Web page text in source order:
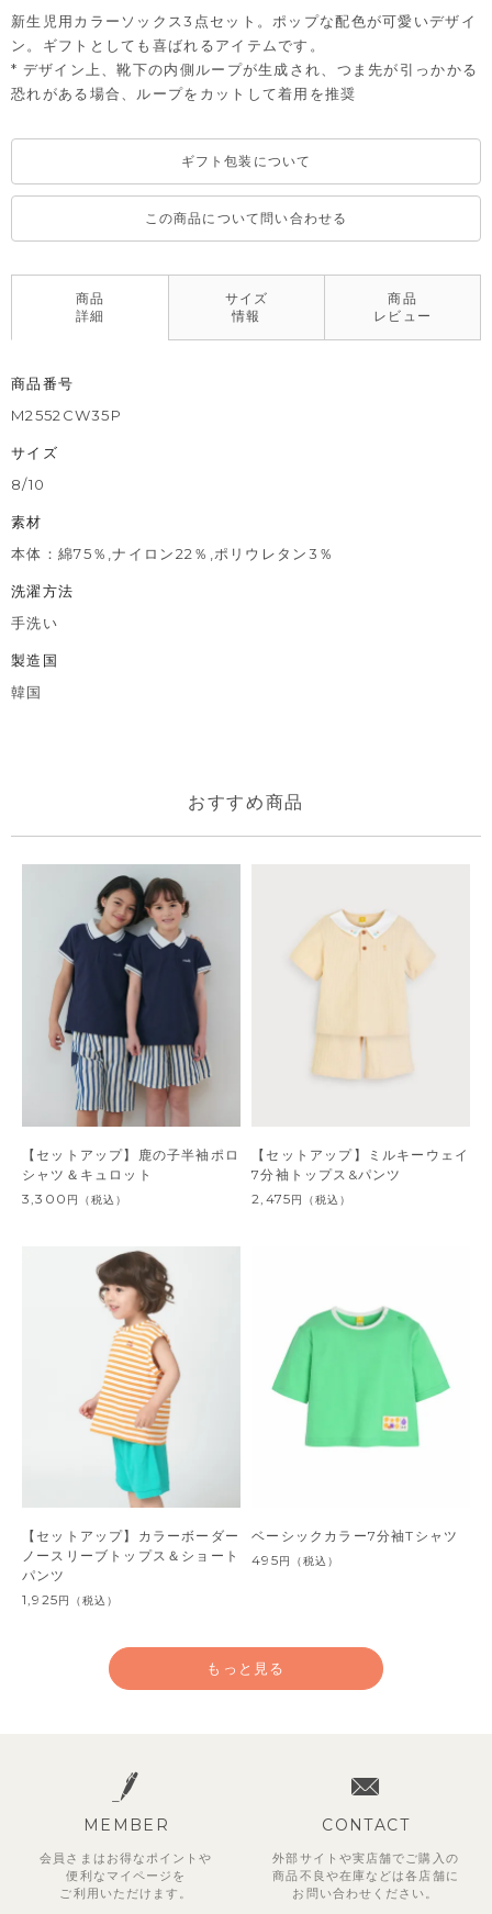
新生児用カラーソックス3点セット。ポップな配色が可愛いデザイ
ン。ギフトとしても喜ばれるアイテムです。
* デザイン上、靴下の内側ループが生成され、つま先が引っかかる
恐れがある場合、ループをカットして着用を推奨
ギフト包装について
この商品について問い合わせる
商品
詳細
サイズ
情報
商品
レビュー
商品番号
M2552CW35P
サイズ
8/10
素材
本体：綿75％,ナイロン22％,ポリウレタン3％
洗濯方法
手洗い
製造国
韓国
おすすめ商品
【セットアップ】鹿の子半袖ポロ
シャツ＆キュロット
3,300 円 （税込）
【セットアップ】ミルキーウェイ
7分袖トップス&パンツ
2,475円 （税込）
【セットアップ】カラーボーダー
ノースリーブトップス＆ショート
パンツ
1,925円 （税込）
ベーシックカラー7分袖Tシャツ
495円 （税込）
もっと見る
MEMBER
会員さまはお得なポイントや
便利な マイページを
ご利用いただけます。
CONTACT
外部サイトや実店舗でご購入の
商品不良や在庫などは各店舗に
お問い合わせください。